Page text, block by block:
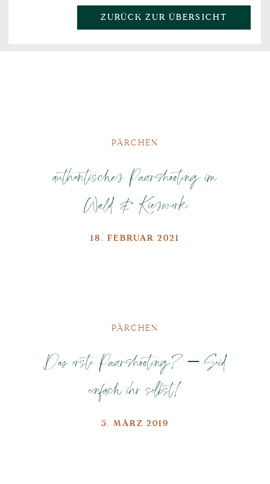
ZURÜCK ZUR ÜBERSICHT
PÄRCHEN
authentisches Paarshooting im
Wald & Kieswerk
18. FEBRUAR 2021
PÄRCHEN
Das erste Paarshooting? – Seid
einfach ihr selbst!
5. MÄRZ 2019